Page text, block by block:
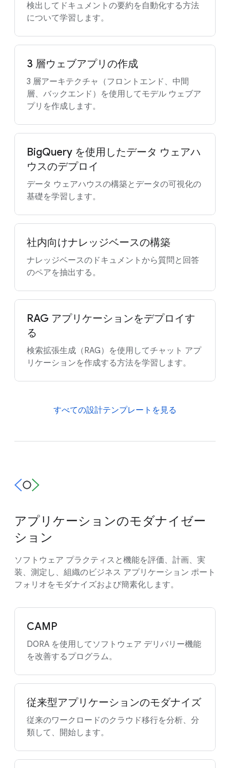
検出してドキュメントの要約を自動化する方法
について学習します。
3 層ウェブアプリの作成
3 層アーキテクチャ（フロントエンド、中間
層、バックエンド）を使用してモデル ウェブア
プリを作成します。
BigQuery を使用したデータ ウェアハ
ウスのデプロイ
データ ウェアハウスの構築とデータの可視化の
基礎を学習します。
社内向けナレッジベースの構築
ナレッジベースのドキュメントから質問と回答
のペアを抽出する。
RAG アプリケーションをデプロイす
る
検索拡張生成（RAG）を使用してチャット アプ
リケーションを作成する方法を学習します。
すべての設計テンプレートを見る
アプリケーションのモダナイゼー
ション
ソフトウェア プラクティスと機能を評価、計画、実
装、測定し、組織のビジネス アプリケーション ポート
フォリオをモダナイズおよび簡素化します。
CAMP
DORA を使用してソフトウェア デリバリー機能
を改善するプログラム。
従来型アプリケーションのモダナイズ
従来のワークロードのクラウド移行を分析、分
類して、開始します。